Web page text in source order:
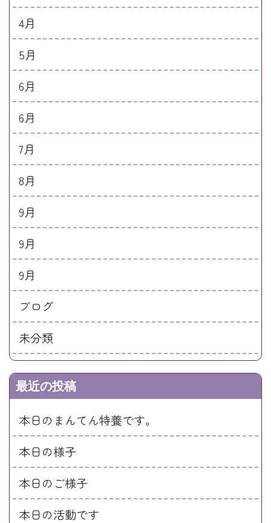
4月
5月
6月
6月
7月
8月
9月
9月
9月
ブログ
未分類
最近の投稿
本日のまんてん特養です。
本日の様子
本日のご様子
本日の活動です